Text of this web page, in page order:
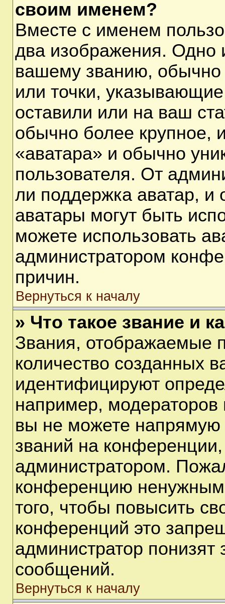
своим именем?
Вместе с именем
два изображения. Одно
вашему званию, обычно
или точки,
оставили или на ваш
обычно более крупное,
«аватара» и обычно
пользователя. От
ли поддержка аватар, и
аватары могут быть
можете использовать
администратором
причин.
Вернуться к началу
» Что такое звание и
Звания, отображаемые
количество созданных
идентифицируют
например,
вы не можете напрямую
званий на
администратором.
конференцию
того, чтобы повысить
конференций это
администратор понизят
сообщений.
Вернуться к началу